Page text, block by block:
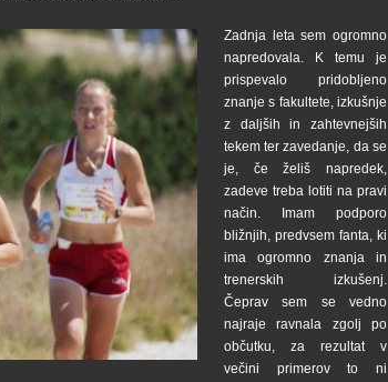
Zadnja leta sem ogromno
napredovala. K temu je
prispevalo pridobljeno
znanje s fakultete, izkušnje
z daljših in zahtevnejših
tekem ter zavedanje, da se
je, če želiš napredek,
zadeve treba lotiti na pravi
način. Imam podporo
bližnjih, predvsem fanta, ki
ima ogromno znanja in
trenerskih izkušenj.
Čeprav sem se vedno
najraje ravnala zgolj po
občutku, za rezultat v
večini primerov to ni